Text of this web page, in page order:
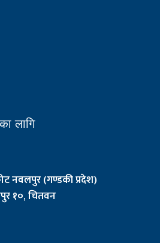
लागि
नवलपुर (गण्डकी प्रदेश)
१०, चितवन